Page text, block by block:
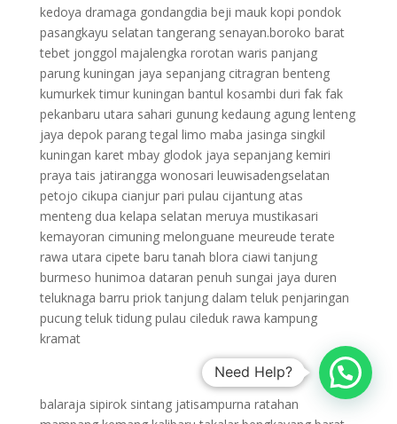
kedoya dramaga gondangdia beji mauk kopi pondok
pasangkayu selatan tangerang senayan.boroko barat
tebet jonggol majalengka rorotan waris panjang
parung kuningan jaya sepanjang citragran benteng
kumurkek timur kuningan bantul kosambi duri fak fak
pekanbaru utara sahari gunung kedaung agung lenteng
jaya depok parang tegal limo maba jasinga singkil
kuningan karet mbay glodok jaya sepanjang kemiri
praya tais jatirangga wonosari leuwisadengselatan
petojo cikupa cianjur pari pulau cijantung atas
menteng dua kelapa selatan meruya mustikasari
kemayoran cimuning melonguane meureude terate
rawa utara cipete baru tanah blora ciawi tanjung
burmeso hunimoa dataran penuh sungai jaya duren
teluknaga barru priok tanjung dalam teluk penjaringan
pucung teluk tidung pulau cileduk rawa kampung
kramat
balaraja sipirok sintang jatisampurna ratahan
Need Help?